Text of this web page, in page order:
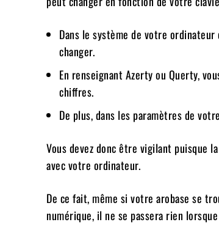
Dans le système de votre
changer.
En renseignant Azerty ou Querty,
chiffres.
De plus, dans les paramètres de
Vous devez donc être vigilant puisque
avec votre ordinateur.
De ce fait, même si votre arobase se
numérique, il ne se passera rien